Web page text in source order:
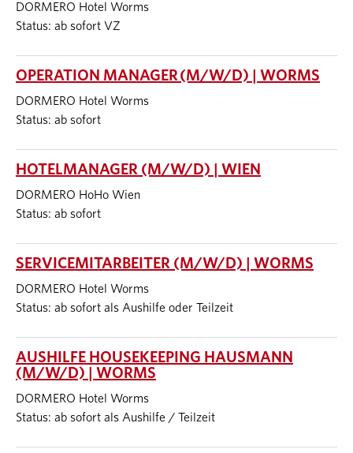
DORMERO Hotel Worms
Status: ab sofort VZ
OPERATION MANAGER (M/W/D) | WORMS
DORMERO Hotel Worms
Status: ab sofort
HOTELMANAGER (M/W/D) | WIEN
DORMERO HoHo Wien
Status: ab sofort
SERVICEMITARBEITER (M/W/D) | WORMS
DORMERO Hotel Worms
Status: ab sofort als Aushilfe oder Teilzeit
AUSHILFE HOUSEKEEPING HAUSMANN
(M/W/D) | WORMS
DORMERO Hotel Worms
Status: ab sofort als Aushilfe / Teilzeit